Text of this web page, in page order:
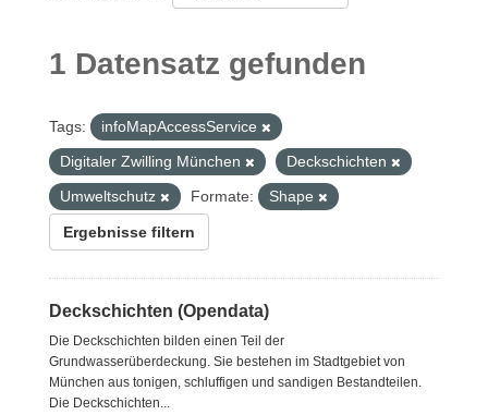
1 Datensatz gefunden
Tags:
infoMapAccessService
Digitaler Zwilling München
Deckschichten
Umweltschutz
Formate: Shape
Ergebnisse filtern
Deckschichten (Opendata)
Die Deckschichten bilden einen Teil der
Grundwasserüberdeckung. Sie bestehen im Stadtgebiet von
München aus tonigen, schluffigen und sandigen Bestandteilen.
Die Deckschichten...